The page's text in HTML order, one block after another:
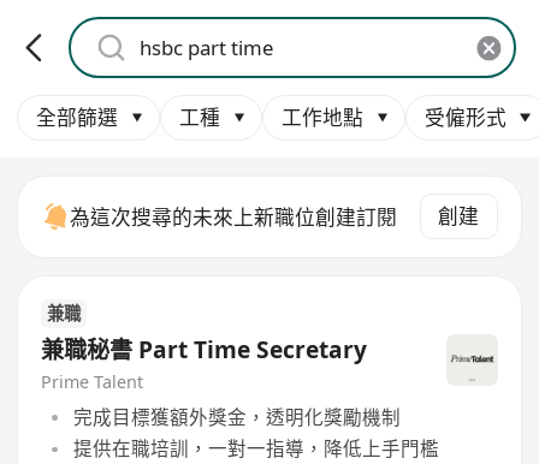
全部篩選 工種 工作地點 受僱形式
為這次搜尋的未來上新職位創建訂閱 創建
兼職
兼職秘書 Part Time Secretary
Prime Talent
完成目標獲額外獎金，透明化獎勵機制
提供在職培訓，一對一指導，降低上手門檻